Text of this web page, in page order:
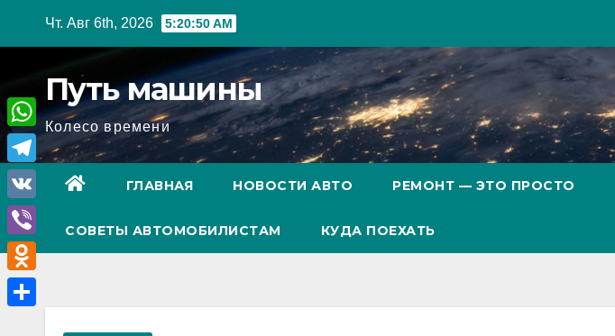
Чт. Авг 6th, 2026 5:20:51 AM
Путь машины
Колесо времени
ГЛАВНАЯ НОВОСТИ АВТО РЕМОНТ — ЭТО ПРОСТО
СОВЕТЫ АВТОМОБИЛИСТАМ КУДА ПОЕХАТЬ
W
h
a
A
T
e
l
e
g
V
K
V
i
b
O